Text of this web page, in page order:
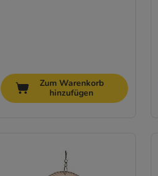
Zum Warenkorb
hinzufügen